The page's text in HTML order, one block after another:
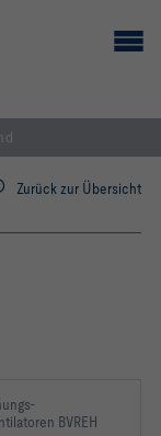
Zurück zur Übersicht
BVREH